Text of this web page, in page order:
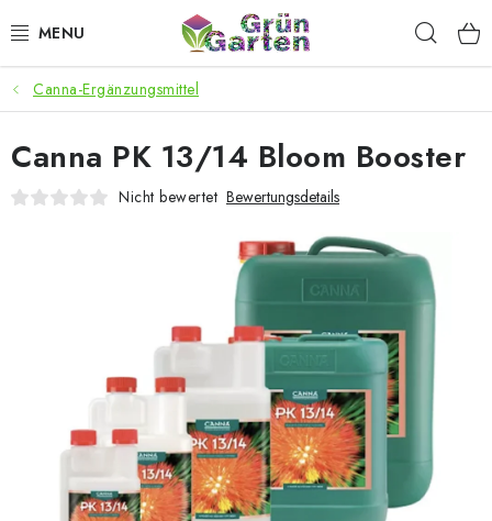
Inhalt
ANGEBOTE
LED PFLANZENLAMPEN
ANBAUBEDARF FÜR DEN HEIMANBAU
SMARTER GARTEN
Geschäftsbewertung Kaufberatung AGB
Blog
Datenschutzerklärung Impressum
Canna-Ergänzungsmittel
Canna PK 13/14 Bloom Booster
Nicht bewertet Bewertungsdetails